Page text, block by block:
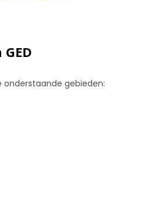
onderstaande gebieden: